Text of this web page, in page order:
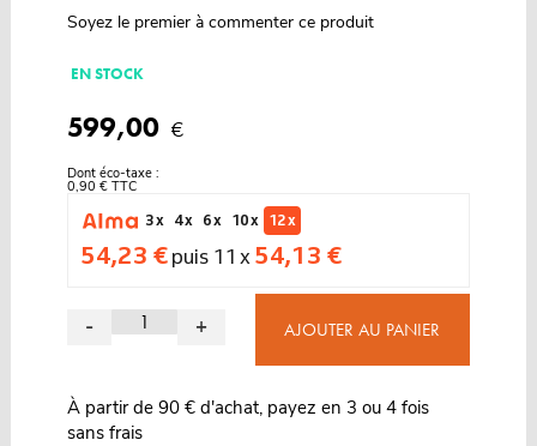
Soyez le premier à commenter ce produit
EN STOCK
599,00 €
Dont éco-taxe :
0,90 € TTC
3 x
4 x 6 x 10 x 12 x
54,23 €puis 11 x 54,13 €
- + AJOUTER AU PANIER
À partir de 90 € d'achat, payez en 3 ou 4 fois
sans frais